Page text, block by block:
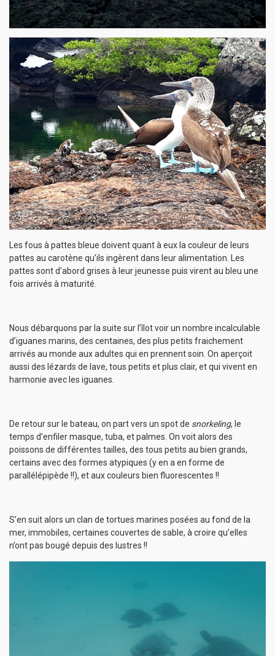
Les fous à pattes bleue doivent quant à eux la couleur de leurs
pattes au carotène qu’ils ingèrent dans leur alimentation. Les
pattes sont d’abord grises à leur jeunesse puis virent au bleu une
fois arrivés à maturité.
Nous débarquons par la suite sur l’îlot voir un nombre incalculable
d’iguanes marins, des centaines, des plus petits fraichement
arrivés au monde aux adultes qui en prennent soin. On aperçoit
aussi des lézards de lave, tous petits et plus clair, et qui vivent en
harmonie avec les iguanes.
De retour sur le bateau, on part vers un spot de snorkeling, le
temps d’enfiler masque, tuba, et palmes. On voit alors des
poissons de différentes tailles, des tous petits au bien grands,
certains avec des formes atypiques (y en a en forme de
parallélépipède !!), et aux couleurs bien fluorescentes !!
S’en suit alors un clan de tortues marines posées au fond de la
mer, immobiles, certaines couvertes de sable, à croire qu’elles
n’ont pas bougé depuis des lustres !!